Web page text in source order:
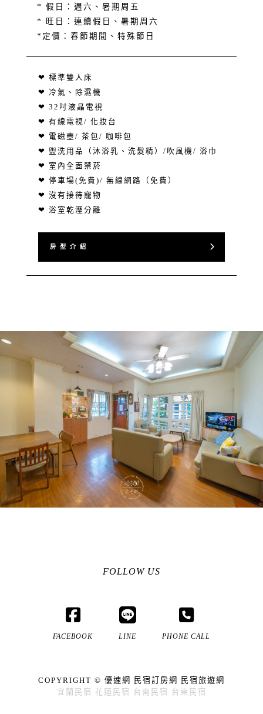
* 假日：週六、暑期周五
* 旺日：連續假日、暑期周六
*定價：春節期間、特殊節日
❤ 標準雙人床
❤ 冷氣、除濕機
❤ 32吋液晶電視
❤ 有線電視/ 化妝台
❤ 電磁壺/ 茶包/ 咖啡包
❤ 盥洗用品（沐浴乳、洗髮精）/吹風機/ 浴巾
❤ 室內全面禁菸
❤ 停車場(免費)/ 無線網路（免費）
❤ 沒有接待寵物
❤ 浴室乾溼分離
房 型 介 紹
FOLLOW US
FACEBOOK LINE PHONE CALL
COPYRIGHT © 優速網 民宿訂房網
民宿旅遊網
宜蘭民宿 花蓮民宿 台南民宿 台東民宿